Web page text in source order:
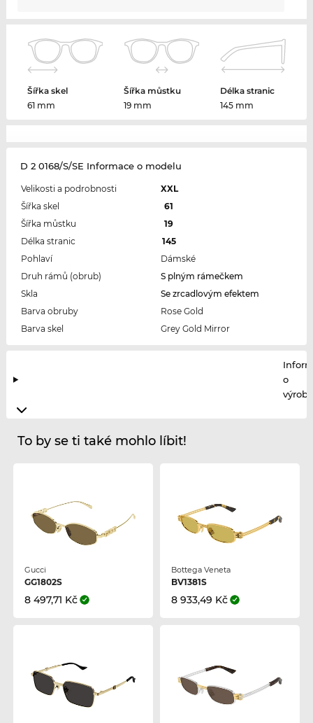
Šířka skel
61 mm
Šířka můstku
19 mm
Délka stranic
145 mm
D 2 0168/S/SE Informace o modelu
Velikosti a podrobnosti
XXL
Šířka skel
61
Šířka můstku
19
Délka stranic
145
Pohlaví
Dámské
Druh rámů (obrub)
S plným rámečkem
Skla
Se zrcadlovým efektem
Barva obruby
Rose Gold
Barva skel
Grey Gold Mirror
o
To by se ti také mohlo líbit!
Gucci
GG1802S
8 497,71 Kč
Bottega Veneta
BV1381S
8 933,49 Kč